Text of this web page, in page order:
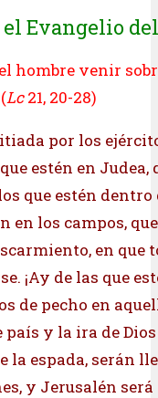
Evangelio
hombre venir
Lc21, 20-28)
por los
estén en Judea,
que estén dentro
en los campos,
en que
¡Ay de las que
de pecho en
y la ira de
la espada, serán
y Jerusalén